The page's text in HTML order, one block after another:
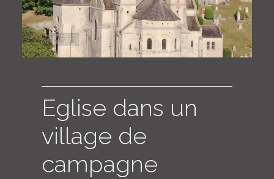
COLLECTIONS
Eglise dans un
village de
campagne